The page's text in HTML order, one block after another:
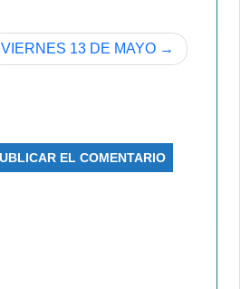
VIERNES 13 DE MAYO